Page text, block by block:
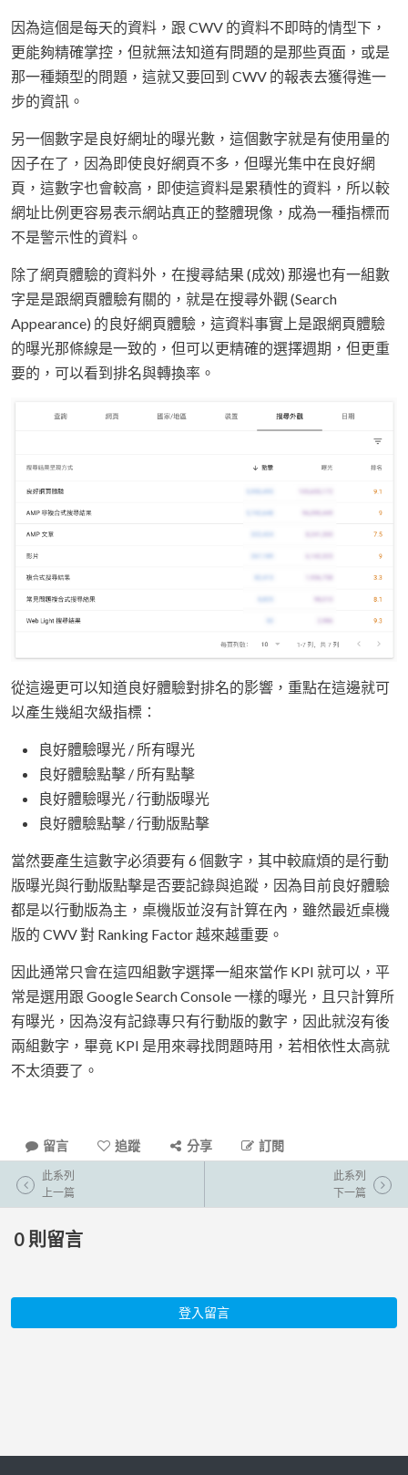
因為這個是每天的資料，跟 CWV 的資料不即時的情型下，
更能夠精確掌控，但就無法知道有問題的是那些頁面，或是
那一種類型的問題，這就又要回到 CWV 的報表去獲得進一
步的資訊。
另一個數字是良好網址的曝光數，這個數字就是有使用量的
因子在了，因為即使良好網頁不多，但曝光集中在良好網
頁，這數字也會較高，即使這資料是累積性的資料，所以較
網址比例更容易表示網站真正的整體現像，成為一種指標而
不是警示性的資料。
除了網頁體驗的資料外，在搜尋結果 (成效) 那邊也有一組數
字是是跟網頁體驗有關的，就是在搜尋外觀 (Search
Appearance) 的良好網頁體驗，這資料事實上是跟網頁體驗
的曝光那條線是一致的，但可以更精確的選擇週期，但更重
要的，可以看到排名與轉換率。
從這邊更可以知道良好體驗對排名的影響，重點在這邊就可
以產生幾組次級指標：
良好體驗曝光 / 所有曝光
良好體驗點擊 / 所有點擊
良好體驗曝光 / 行動版曝光
良好體驗點擊 / 行動版點擊
當然要產生這數字必須要有 6 個數字，其中較麻煩的是行動
版曝光與行動版點擊是否要記錄與追蹤，因為目前良好體驗
都是以行動版為主，桌機版並沒有計算在內，雖然最近桌機
版的 CWV 對 Ranking Factor 越來越重要。
因此通常只會在這四組數字選擇一組來當作 KPI 就可以，平
常是選用跟 Google Search Console 一樣的曝光，且只計算所
有曝光，因為沒有記錄專只有行動版的數字，因此就沒有後
兩組數字，畢竟 KPI 是用來尋找問題時用，若相依性太高就
不太須要了。
留言 追蹤 分享 訂閱
此系列
上一篇
此系列
下一篇
0 則留言
登入留言